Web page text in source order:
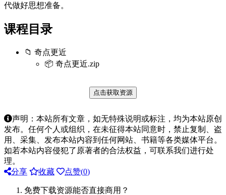
代做好思想准备。
课程目录
📁 奇点更近
📦 奇点更近.zip
点击获取资源
声明：本站所有文章，如无特殊说明或标注，均为本站原创
发布。任何个人或组织，在未征得本站同意时，禁止复制、盗
用、采集、发布本站内容到任何网站、书籍等各类媒体平台。
如若本站内容侵犯了原著者的合法权益，可联系我们进行处
理。
分享
收藏 点赞(0)
免费下载资源能否直接商用？